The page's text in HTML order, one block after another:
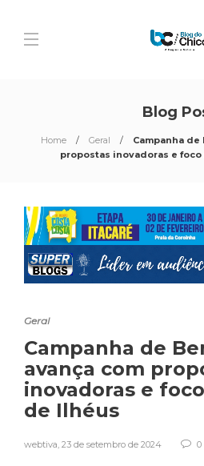
Blog
Home Geral
Campanha de
propostas inovadoras e
Geral
Campanha de
avança com
inovadoras e
de Ilhéus
webtiva, 23 de setembro de 2024 0